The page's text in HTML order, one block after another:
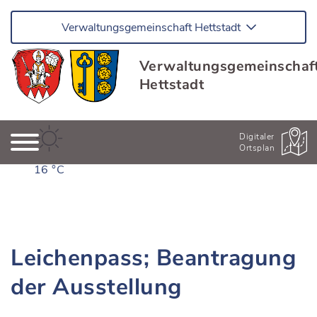
Verwaltungsgemeinschaft Hettstadt
Hettstadt
16 °C
Digitaler
Ortsplan
Leichenpass; Beantragung
der Ausstellung